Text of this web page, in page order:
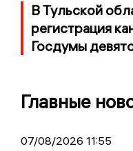
В Тульской
регистрация
Госдумы
Главные
07/08/2026 11:55